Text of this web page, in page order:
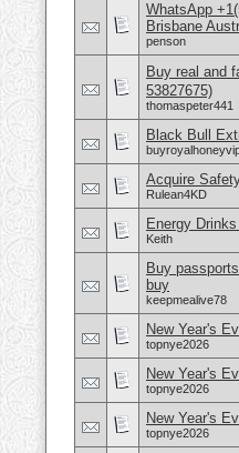
WhatsApp
Brisbane Austr
penson
Buy real and
53827675)
thomaspeter441
Black Bull
Acquire
Rulean4KD
Energy
Keith
Buy
buy
keepmealive78
New Year's
topnye2026
New Year's
topnye2026
New Year's
topnye2026